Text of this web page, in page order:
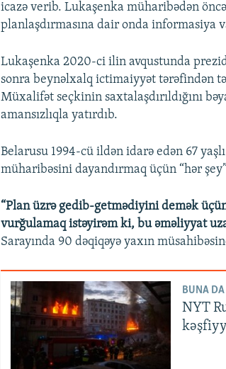
icazə verib. Lukaşenka müharibədən
planlaşdırmasına dair onda informasiya
Lukaşenka 2020-ci ilin avqustunda
sonra beynəlxalq ictimaiyyət tərəfindən
Müxalifət seçkinin saxtalaşdırıldığını
amansızlıqla yatırdıb.
Belarusu 1994-cü ildən idarə edən 67
müharibəsini dayandırmaq üçün “hər
“Plan üzrə gedib-getmədiyini demək
vurğulamaq istəyirəm ki, bu əməliyyat
Sarayında 90 dəqiqəyə yaxın
BUNA
NYT